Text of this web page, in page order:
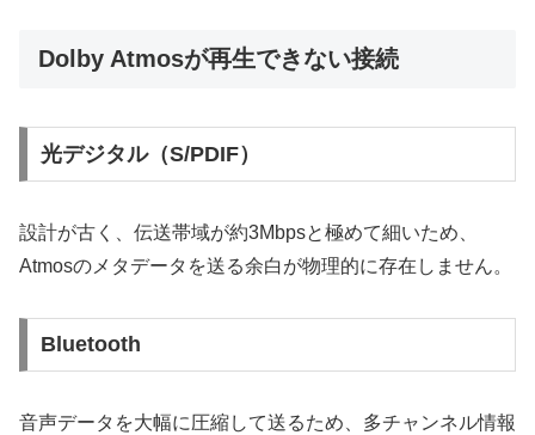
Dolby Atmosが再生できない接続
光デジタル（S/PDIF）
設計が古く、伝送帯域が約3Mbpsと極めて細いため、
Atmosのメタデータを送る余白が物理的に存在しません。
Bluetooth
音声データを大幅に圧縮して送るため、多チャンネル情報